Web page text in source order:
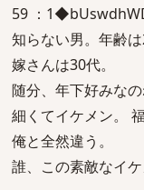
59 ：
知らない男。年齢
嫁さんは30代。
随分、年下好みな
細くてイケメン。
俺と全然違う。
誰、この素敵なイ